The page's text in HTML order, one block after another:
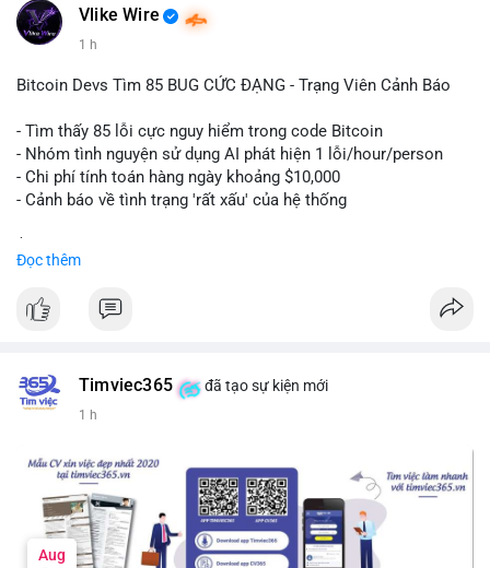
$btc
#vlikevn #titanbot
📰 Nguồn: Cointelegraph
Vlike Wire
1 h
Bitcoin Devs Tìm 85 BUG CỨC ĐẠNG - Trạng Viên Cảnh Báo
- Tìm thấy 85 lỗi cực nguy hiểm trong code Bitcoin
- Nhóm tình nguyện sử dụng AI phát hiện 1 lỗi/hour/person
- Chi phí tính toán hàng ngày khoảng $10,000
- Cảnh báo về tình trạng 'rất xấu' của hệ thống
Đọc thêm
Timviec365 đã tạo sự kiện mới
1 h
Aug